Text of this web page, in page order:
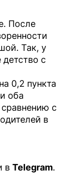
После
Так, у
с
0,2 пункта
оба
сравнению с
в
в Telegram.